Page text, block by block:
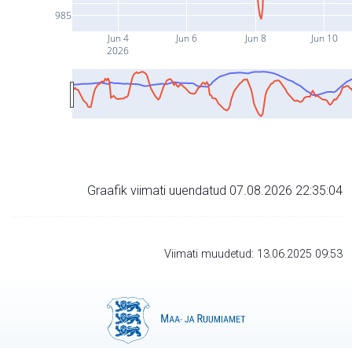
Jun 4
2026
Jun 6 Jun 8 Jun 10
985
Graafik viimati uuendatud 07.08.2026 22:35:04
Viimati muudetud: 13.06.2025 09:53